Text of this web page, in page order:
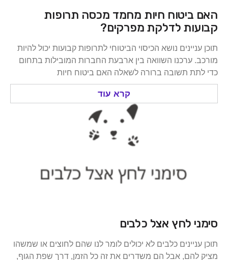
האם ביטוח חיות מחמד מכסה תרופות
קבועות לדלקת מפרקים?
תוכן עניינים נושא הכיסוי הביטוחי לתרופות קבועות יכול להיות
מורכב. ערכנו השוואה בין ארבעת החברות המובילות בתחום
כדי לתת תשובה ברורה לשאלה האם ביטוח חיות
קרא עוד
סימני לחץ אצל כלבים
תוכן עניינים כלבים לא יכולים לומר לנו שהם לחוצים או שמשהו
מציק להם, אבל הם משדרים את זה כל הזמן, דרך שפת הגוף,